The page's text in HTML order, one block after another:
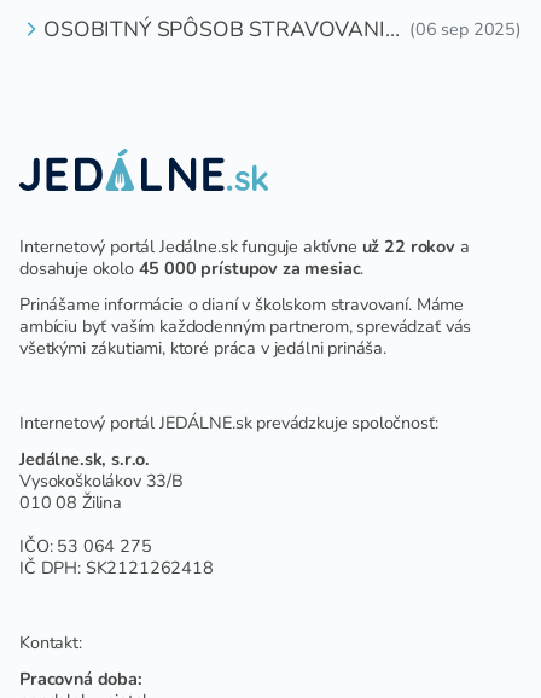
OSOBITNÝ SPÔSOB STRAVOVANIA (06 sep 2025)
Internetový portál Jedálne.sk funguje aktívne už 22 rokova
dosahuje okolo 45 000 prístupov za mesiac.
Prinášame informácie o dianí v školskom stravovaní. Máme
ambíciu byť vaším každodenným partnerom, sprevádzať vás
všetkými zákutiami, ktoré práca v jedálni prináša.
Internetový portál JEDÁLNE.sk prevádzkuje spoločnosť:
Jedálne.sk, s.r.o.
Vysokoškolákov 33/B
010 08 Žilina
IČO: 53 064 275
IČ DPH: SK2121262418
Kontakt:
Pracovná doba: